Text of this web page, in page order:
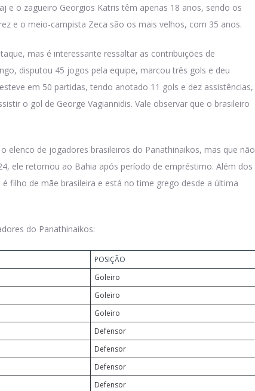
e o zagueiro Georgios Katris têm apenas 18 anos, sendo os
e o meio-campista Zeca são os mais velhos, com 35 anos.
mas é interessante ressaltar as contribuições de
disputou 45 jogos pela equipe, marcou três gols e deu
em 50 partidas, tendo anotado 11 gols e dez assistências,
o gol de George Vagiannidis. Vale observar que o brasileiro
elenco de jogadores brasileiros do Panathinaikos, mas que não
ele retornou ao Bahia após período de empréstimo. Além dos
filho de mãe brasileira e está no time grego desde a última
do Panathinaikos:
POSIÇÃO
Goleiro
Goleiro
Goleiro
Defensor
Defensor
Defensor
Defensor